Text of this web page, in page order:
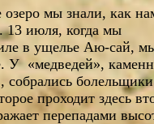
мы знали, как
13 июля, когда мы
в ущелье Аю-сай,
У «медведей»,
проходит здесь
перепадами